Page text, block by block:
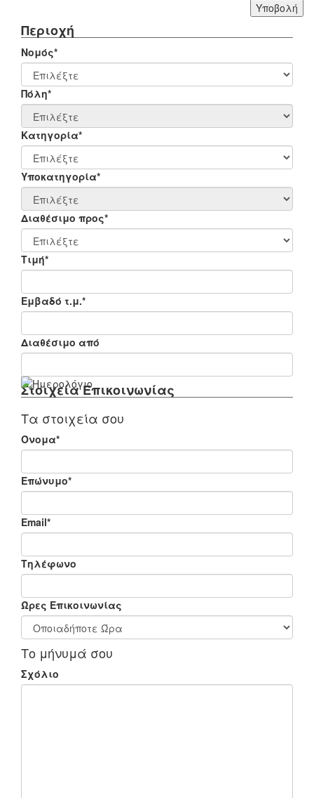
Υποβολή
Περιοχή
Νομός*
Πόλη*
Κατηγορία*
Υποκατηγορία*
Διαθέσιμο προς*
Τιμή*
Εμβαδό τ.μ.*
Διαθέσιμο από
Στοιχεία Επικοινωνίας
Τα στοιχεία σου
Όνομα*
Επώνυμο*
Email*
Τηλέφωνο
Ώρες Επικοινωνίας
Το μήνυμά σου
Σχόλιο